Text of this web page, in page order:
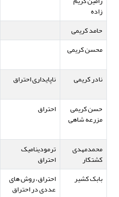
زاده
حامد کریمی
محسن کریمی
نادر کریمی
ناپایداری احتراق
حسن کریمی
مزرعه شاهی
احتراق
محمدمهدی
کشتکار
ترمودینامیک
احتراق
بابک کشیر
احتراق، روش های
عددی در احتراق